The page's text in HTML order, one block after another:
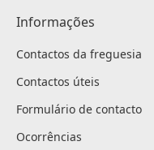
Informações
Contactos da freguesia
Contactos úteis
Formulário de contacto
Ocorrências